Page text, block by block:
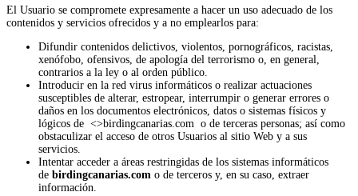
El Usuario se compromete expresamente a hacer un uso adecuado de los
contenidos y servicios ofrecidos y a no emplearlos para:
Difundir contenidos delictivos, violentos, pornográficos, racistas,
xenófobo, ofensivos, de apología del terrorismo o, en general,
contrarios a la ley o al orden público.
Introducir en la red virus informáticos o realizar actuaciones
susceptibles de alterar, estropear, interrumpir o generar errores o
daños en los documentos electrónicos, datos o sistemas físicos y
lógicos de <>birdingcanarias.com o de terceras personas; así como
obstaculizar el acceso de otros Usuarios al sitio Web y a sus
servicios.
Intentar acceder a áreas restringidas de los sistemas informáticos
de birdingcanarias.com o de terceros y, en su caso, extraer
información.